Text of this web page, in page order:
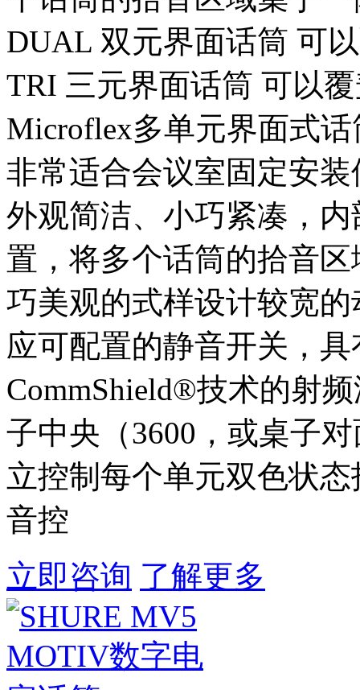
DUAL 双元界面话筒 可
TRI 三元界面话筒 可以
Microflex多单元界面式
非常适合会议室固定安
外观简洁、小巧紧凑，
置，将多个话筒的拾音
巧美观的式样设计较宽
应可配置的静音开关，
CommShield®技术的射
子中央（3600，或桌子
立控制每个单元双色状
音控
立即咨询 了解更多